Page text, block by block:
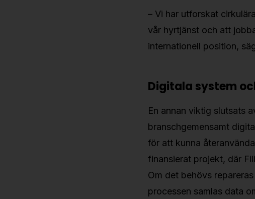
– Vi har utforskat
vår hyrtjänst och att
internationell position,
Digitala system
En annan viktig slutsats
branschgemensamt
för att kunna
finansierat projekt, där
Om det behövs
processen samlas data